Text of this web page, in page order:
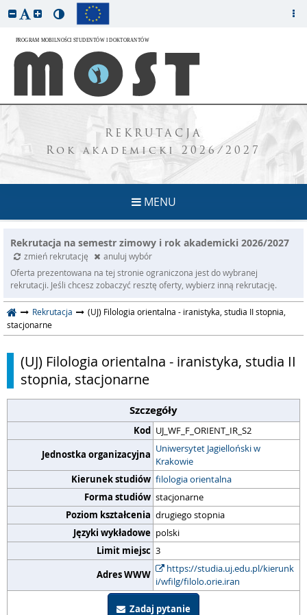
REKRUTACJA
Rok akademicki 2026/2027
MENU
Rekrutacja na semestr zimowy i rok akademicki 2026/2027
zmień rekrutację
anuluj wybór
Oferta prezentowana na tej stronie ograniczona jest do wybranej
rekrutacji. Jeśli chcesz zobaczyć resztę oferty, wybierz inną rekrutację.
Rekrutacja
(UJ) Filologia orientalna - iranistyka, studia II stopnia,
stacjonarne
(UJ) Filologia orientalna - iranistyka, studia II
stopnia, stacjonarne
Szczegóły
Kod UJ_WF_F_ORIENT_IR_S2
Jednostka organizacyjna Uniwersytet Jagielloński w
Krakowie
Kierunek studiów filologia orientalna
Forma studiów stacjonarne
Poziom kształcenia drugiego stopnia
Języki wykładowe polski
Limit miejsc 3
Adres WWW
https://studia.uj.edu.pl/kierunk
i/wfilg/filolo.orie.iran
Zadaj pytanie